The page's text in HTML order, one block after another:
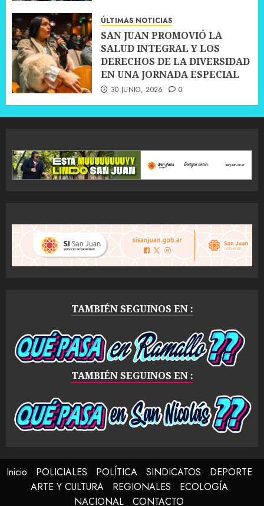
ÚLTIMAS NOTICIAS
SAN JUAN PROMOVIÓ LA
SALUD INTEGRAL Y LOS
DERECHOS DE LA DIVERSIDAD
EN UNA JORNADA ESPECIAL
30 JUNIO, 2026 0
TAMBIÉN SEGUINOS EN :
TAMBIÉN SEGUINOS EN :
Inicio POLICIALES POLÍTICA SINDICATOS
DEPORTE
ARTE Y CULTURA
REGIONALES
ECOLOGÍA
NACIONAL
CONTACTO